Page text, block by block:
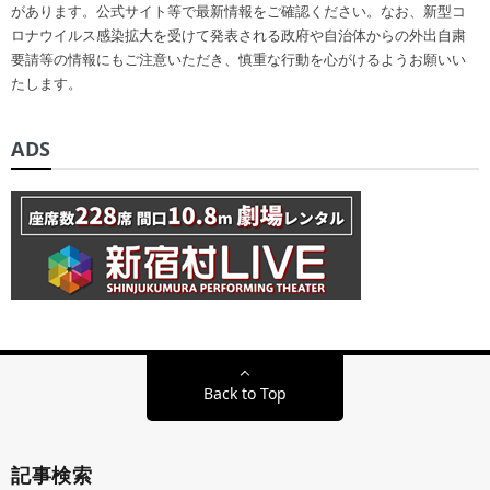
があります。公式サイト等で最新情報をご確認ください。なお、新型コ
ロナウイルス感染拡大を受けて発表される政府や自治体からの外出自粛
要請等の情報にもご注意いただき、慎重な行動を心がけるようお願いい
たします。
ADS
Back to Top
記事検索